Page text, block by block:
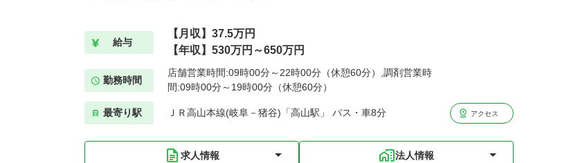
給与
【月収】37.5万円
【年収】530万円～650万円
勤務時間
店舗営業時間:09時00分～22時00分（休憩60分）,調剤営業時
間:09時00分～19時00分（休憩60分）
最寄り駅 ＪＲ高山本線(岐阜－猪谷)「高山駅」 バス・車8分 アクセス
求人情報 法人情報